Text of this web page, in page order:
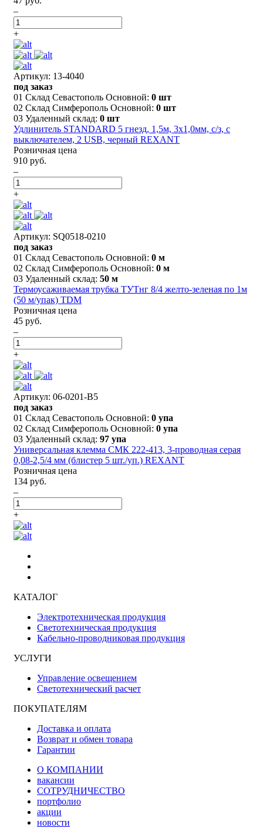
–
+
Артикул: 13-4040
под заказ
01 Склад Севастополь Основной: 0 шт
02 Склад Симферополь Основной: 0 шт
03 Удаленный склад: 0 шт
Удлинитель STANDARD 5 гнезд, 1,5м, 3х1,0мм, с/з, с
выключателем, 2 USB, черный REXANT
Розничная цена
910 руб.
–
+
Артикул: SQ0518-0210
под заказ
01 Склад Севастополь Основной: 0 м
02 Склад Симферополь Основной: 0 м
03 Удаленный склад: 50 м
Термоусаживаемая трубка ТУТнг 8/4 желто-зеленая по 1м
(50 м/упак) TDM
Розничная цена
45 руб.
–
+
Артикул: 06-0201-B5
под заказ
01 Склад Севастополь Основной: 0 упа
02 Склад Симферополь Основной: 0 упа
03 Удаленный склад: 97 упа
Универсальная клемма СМК 222-413, 3-проводная серая
0,08-2,5/4 мм (блистер 5 шт./уп.) REXANT
Розничная цена
134 руб.
–
+
КАТАЛОГ
Электротехническая продукция
Светотехническая продукция
Кабельно-проводниковая продукция
УСЛУГИ
Управление освещением
Светотехнический расчет
ПОКУПАТЕЛЯМ
Доставка и оплата
Возврат и обмен товара
Гарантии
О КОМПАНИИ
вакансии
СОТРУДНИЧЕСТВО
портфолио
акции
новости